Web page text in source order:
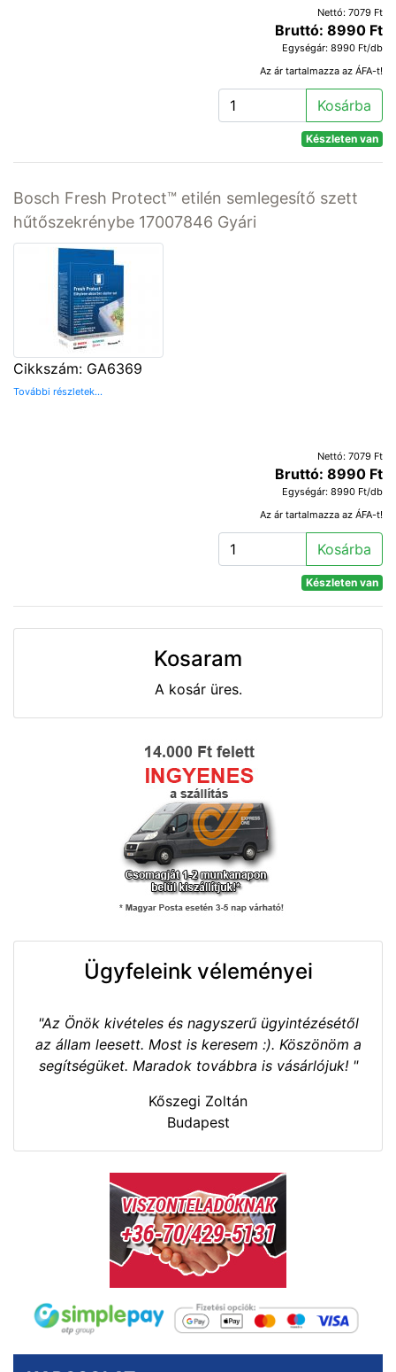
Nettó: 7079 Ft
Bruttó: 8990 Ft
Egységár: 8990 Ft/db
Az ár tartalmazza az ÁFA-t!
Kosárba
Készleten van
Bosch Fresh Protect™ etilén semlegesítő szett
hűtőszekrénybe 17007846 Gyári
Cikkszám: GA6369
További részletek...
Nettó: 7079 Ft
Bruttó: 8990 Ft
Egységár: 8990 Ft/db
Az ár tartalmazza az ÁFA-t!
Kosárba
Készleten van
Kosaram
A kosár üres.
Ügyfeleink véleményei
"Az Önök kivételes és nagyszerű ügyintézésétől
az állam leesett. Most is keresem :). Köszönöm a
segítségüket. Maradok továbbra is vásárlójuk! "
Kőszegi Zoltán
Budapest